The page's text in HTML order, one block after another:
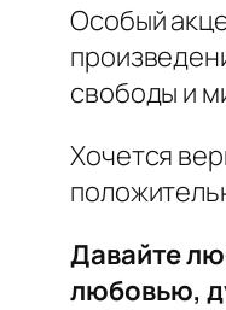
Особый
свободы и
Хочется
Давайте
любовью,